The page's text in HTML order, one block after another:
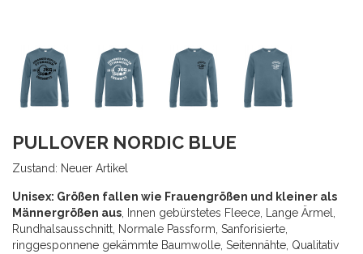
PULLOVER NORDIC BLUE
Zustand: Neuer Artikel
Unisex: Größen fallen wie Frauengrößen und kleiner als
Männergrößen aus, Innen gebürstetes Fleece, Lange Ärmel,
Rundhalsausschnitt, Normale Passform, Sanforisierte,
ringgesponnene gekämmte Baumwolle, Seitennähte, Qualitativ